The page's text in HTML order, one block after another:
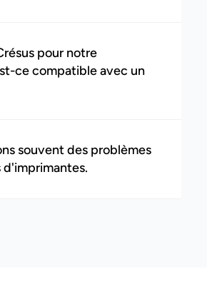
pour notre
ce compatible avec un
souvent des problèmes